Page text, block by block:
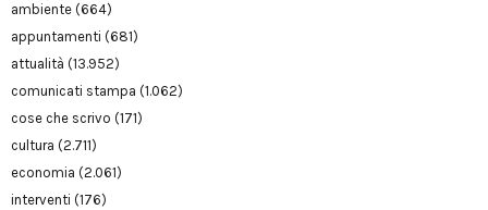
ambiente (664)
appuntamenti (681)
attualità (13.952)
comunicati stampa (1.062)
cose che scrivo (171)
cultura (2.711)
economia (2.061)
interventi (176)